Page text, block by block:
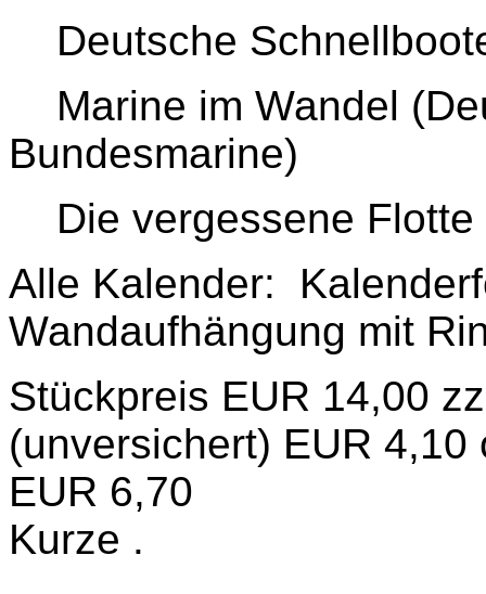
Deutsche
Marine im Wandel
Bundesmarine)
Die vergessene Flotte
Alle Kalender:
Wandaufhängung mit
Stückpreis EUR 14,00
(unversichert) EUR
EUR 6,70
Kurze .